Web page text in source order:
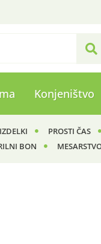
Konjeništvo
PROSTI ČAS
BON